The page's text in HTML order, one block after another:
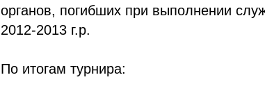
органов, погибших при выполнении
2012-2013 г.р.
По итогам турнира: